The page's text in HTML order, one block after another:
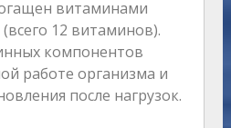
витаминами
(всего 12 витаминов).
компонентов
работе организма и
после нагрузок.